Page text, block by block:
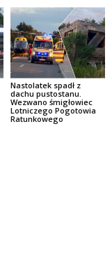
Nastolatek spadł z
dachu pustostanu.
Wezwano śmigłowiec
Lotniczego Pogotowia
Ratunkowego